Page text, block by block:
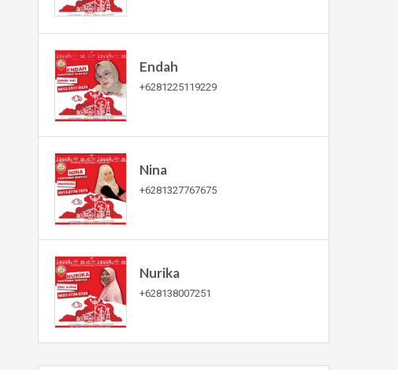
Endah
+6281225119229
Nina
+6281327767675
Nurika
+628138007251